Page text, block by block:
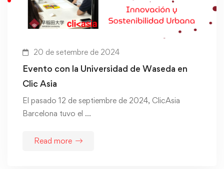
20 de setembre de 2024
Evento con la Universidad de Waseda en
Clic Asia
El pasado 12 de septiembre de 2024, ClicAsia
Barcelona tuvo el …
Read more